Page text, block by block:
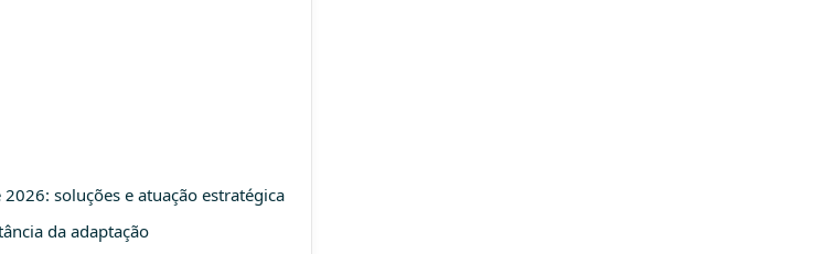
soluções e atuação estratégica
da adaptação